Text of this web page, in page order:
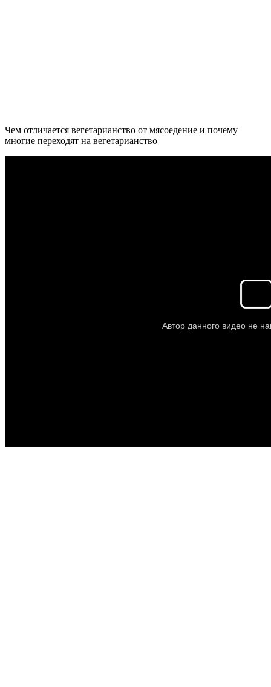
Чем отличается вегетарианство от мясоедение и почему
многие переходят на вегетарианство